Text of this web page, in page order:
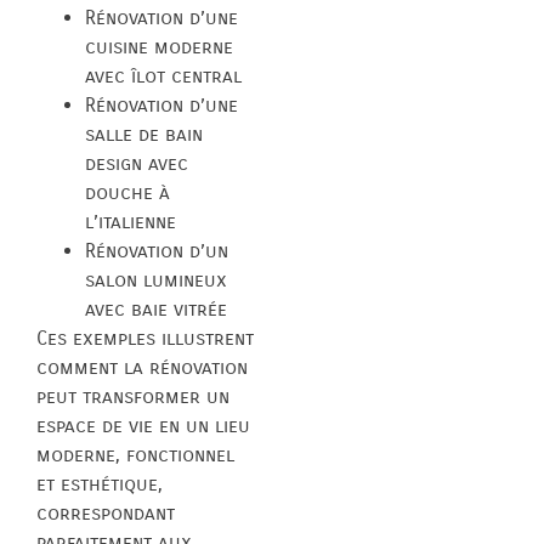
Rénovation d’une
cuisine moderne
avec îlot central
Rénovation d’une
salle de bain
design avec
douche à
l’italienne
Rénovation d’un
salon lumineux
avec baie vitrée
Ces exemples illustrent
comment la rénovation
peut transformer un
espace de vie en un lieu
moderne, fonctionnel
et esthétique,
correspondant